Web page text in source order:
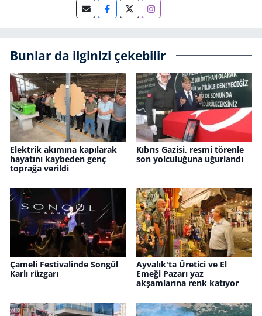
Bunlar da ilginizi çekebilir
Elektrik akımına kapılarak
hayatını kaybeden genç
toprağa verildi
Kıbrıs Gazisi, resmi törenle
son yolculuğuna uğurlandı
Çameli Festivalinde Songül
Karlı rüzgarı
Ayvalık'ta Üretici ve El
Emeği Pazarı yaz
akşamlarına renk katıyor